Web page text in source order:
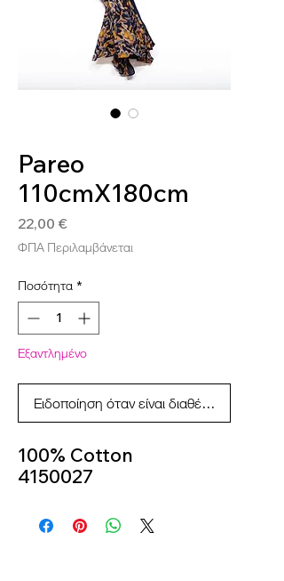
Pareo
110cmX180cm
22,00 €
ΦΠΑ Περιλαμβάνεται
Ποσότητα *
Εξαντλημένο
Ειδοποίηση όταν είναι διαθέσιμο
100% Cotton
4150027